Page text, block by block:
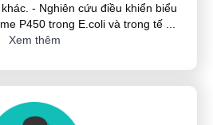
- Nghiên cứu điều khiển biểu
P450 trong E.coli và trong tế
Xem thêm